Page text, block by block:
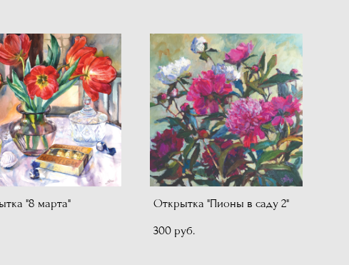
"8 марта"
Открытка "Пионы в саду 2"
300 pуб.